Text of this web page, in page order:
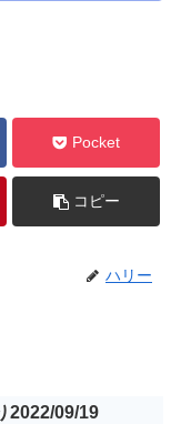
Pocket
コピー
ハリー
2022/09/19